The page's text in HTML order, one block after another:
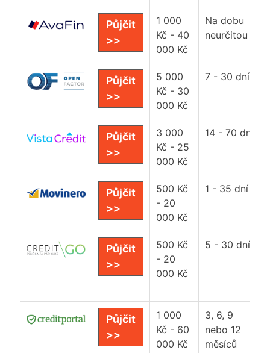
Půjčit
>>
1 000
Kč - 40
000 Kč
Na dobu
neurčitou
Půjčit
>>
5 000
Kč - 30
000 Kč
7 - 30 dní
Půjčit
>>
3 000
Kč - 25
000 Kč
14 - 70 dní
Půjčit
>>
500 Kč
- 20
000 Kč
1 - 35 dní
Půjčit
>>
500 Kč
- 20
000 Kč
5 - 30 dní
Půjčit
>>
1 000
Kč - 60
000 Kč
3, 6, 9
nebo 12
měsíců